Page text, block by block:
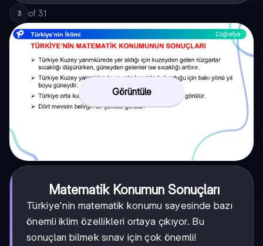
3 of 31
Görüntüle
Matematik Konumun Sonuçları
Türkiye'nin matematik konumu sayesinde bazı
önemli iklim özellikleri ortaya çıkıyor. Bu
sonuçları bilmek sınav için çok önemli!